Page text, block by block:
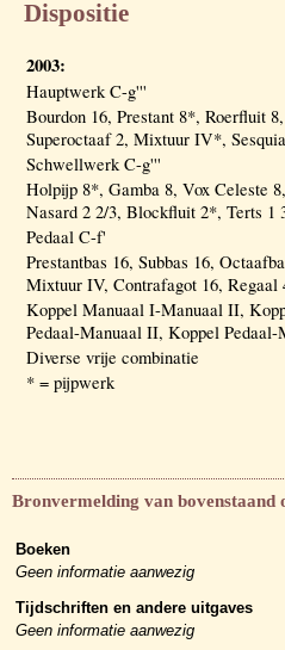
Dispositie
2003:
Hauptwerk C-g'''
Bourdon 16, Prestant 8*, Roerfluit
Superoctaaf 2, Mixtuur IV*,
Schwellwerk C-g'''
Holpijp 8*, Gamba 8, Vox Celeste
Nasard 2 2/3, Blockfluit 2*, Terts 1
Pedaal C-f'
Prestantbas 16, Subbas 16,
Mixtuur IV, Contrafagot 16, Regaal
Koppel Manuaal I-Manuaal II,
Pedaal-Manuaal II, Koppel
Diverse vrije combinatie
* = pijpwerk
Bronvermelding van bovenstaand
Boeken
Geen informatie aanwezig
Tijdschriften en andere uitgaves
Geen informatie aanwezig